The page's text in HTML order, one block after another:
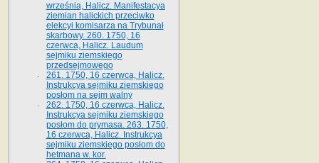
września, Halicz. Manifestacya
ziemian halickich przeciwko
elekcyi komisarza na Trybunał
skarbowy. 260. 1750, 16
czerwca, Halicz. Laudum
sejmiku ziemskiego
przedsejmowego
261. 1750, 16 czerwca, Halicz.
Instrukcya sejmiku ziemskiego
posłom na sejm walny
262. 1750, 16 czerwca, Halicz.
Instrukcya sejmiku ziemskiego
posłom do prymasa. 263. 1750,
16 czerwca, Halicz. Instrukcya
sejmiku ziemskiego posłom do
hetmana w. kor.